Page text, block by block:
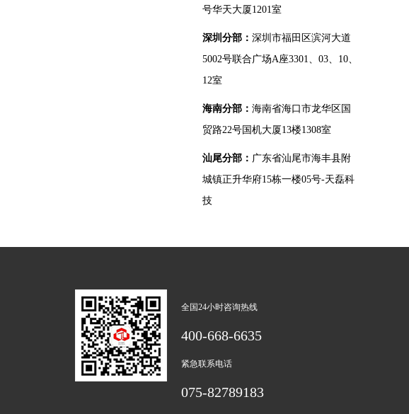
号华天大厦1201室
深圳分部： 深圳市福田区滨河大道
5002号联合广场A座3301、03、10、
12室
海南分部： 海南省海口市龙华区国
贸路22号国机大厦13楼1308室
汕尾分部： 广东省汕尾市海丰县附
城镇正升华府15栋一楼05号-天磊科
技
全国24小时咨询热线
400-668-6635
紧急联系电话
075-82789183